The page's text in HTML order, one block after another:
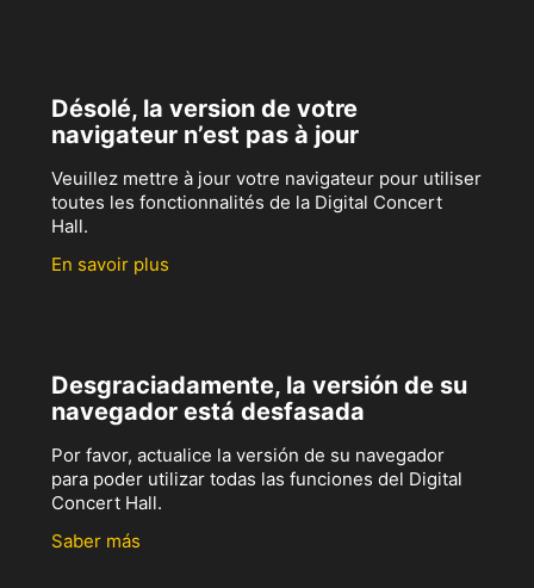
Désolé, la version de votre
navigateur n’est pas à jour
Veuillez mettre à jour votre navigateur pour utiliser
toutes les fonctionnalités de la Digital Concert
Hall.
En savoir plus
Desgraciadamente, la versión de su
navegador está desfasada
Por favor, actualice la versión de su navegador
para poder utilizar todas las funciones del Digital
Concert Hall.
Saber más